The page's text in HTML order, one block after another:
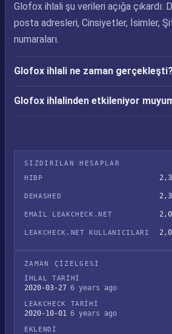
Glofox ihlali şu verileri açığa çıkardı:
posta adresleri, Cinsiyetler, İsimler,
numaraları.
Glofox ihlali ne zaman gerçekleşti?
Glofox ihlalinden etkileniyor
SIZDIRILAN HESAPLAR
HIBP
DEHASHED
EMAIL LEAKCHECK.NET
LEAKCHECK.NET KULLANICILARI
ZAMAN ÇIZELGESI
İHLAL TARIHI
2020-03-27 6 years ago
LEAKCHECK TARIHI
2020-10-01 6 years ago
EKLENDI